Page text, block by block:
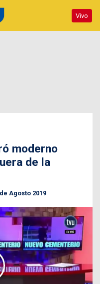
Vivo
moderno
de la
Agosto 2019